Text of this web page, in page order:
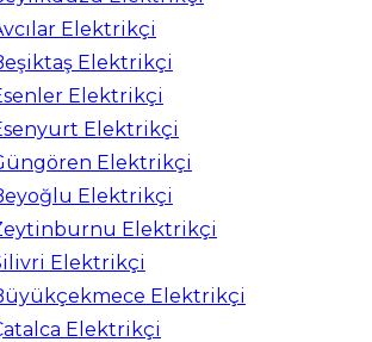
Elektrikçi
Elektrikçi
Elektrikçi
Elektrikçi
Elektrikçi
Elektrikçi
Elektrikçi
Elektrikçi
Elektrikçi
Elektrikçi